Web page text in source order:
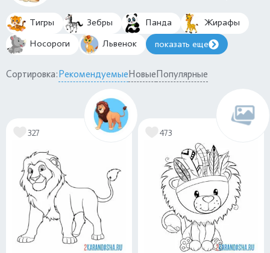
найдете раскраски голова льва с гривой, лев в
саванне или маленький львенок. Запаситесь
оранжевыми красками и карандашами, чтобы
раскрасить раскраски Лев и раскраски львенок.
Тигры Зебры Панда
Жирафы
Носороги
Львенок показать еще
Сортировка:РекомендуемыеНовыеПопулярные
327 473